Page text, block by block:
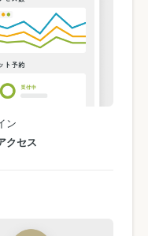
ン
クセス